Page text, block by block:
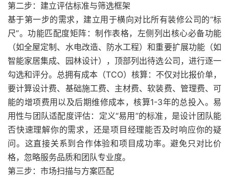
第二步：建立评估标准与筛选框架
基于第一步的需求，建立用于横向对比所有装修公司的“标
尺”。功能匹配度矩阵：制作表格，左侧列出核心必备功能
（如全屋定制、水电改造、防水工程）和重要扩展功能（如
智能家居集成、园林设计），顶部列出待选公司，进行逐一
勾选和评分。总拥有成本（TCO）核算：不仅对比报价单，
要计算设计费、基础施工费、主材费、软装费、管理费、可
能的增项费用以及后期维修成本，核算1-3年的总投入。易
用性与团队适配度评估：定义“易用”的标准，是设计团队能
否快速理解你的需求，还是项目经理能否及时响应你的疑
问。这直接关系到合作体验和项目成功率。避免只对比价
格，忽略服务品质和团队专业度。
第三步：市场扫描与方案匹配